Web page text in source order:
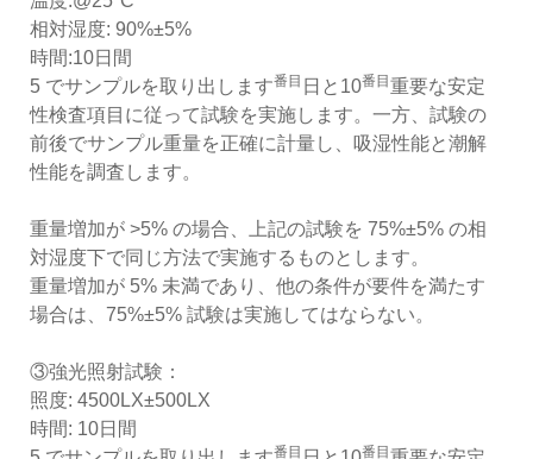
相対湿度: 90%±5%
時間:10日間
5 でサンプルを取り出します番目 日と10番目重要な安定
性検査項目に従って試験を実施します。一方、試験の
前後でサンプル重量を正確に計量し、吸湿性能と潮解
性能を調査します。
重量増加が >5% の場合、上記の試験を 75%±5% の相
対湿度下で同じ方法で実施するものとします。
重量増加が 5% 未満であり、他の条件が要件を満たす
場合は、75%±5% 試験は実施してはならない。
③強光照射試験：
照度: 4500LX±500LX
時間: 10日間
番目 番目